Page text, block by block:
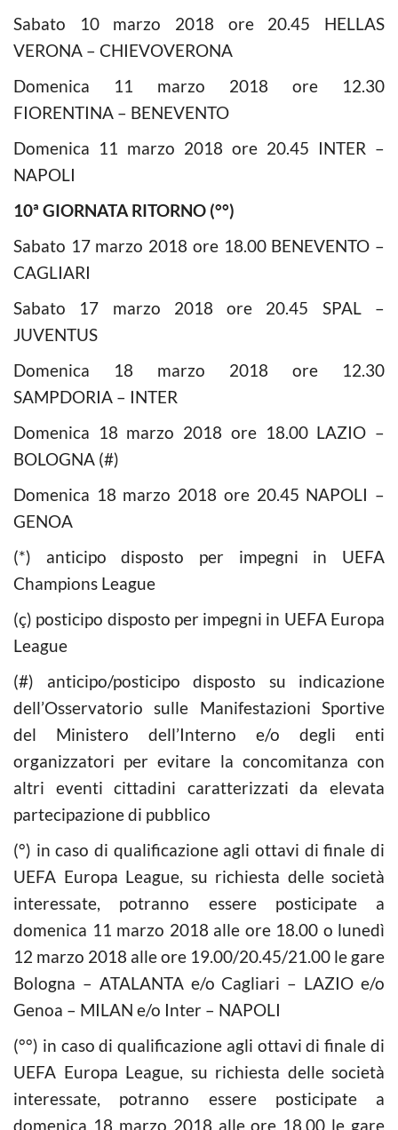
Sabato 10 marzo 2018 ore 20.45 HELLAS
VERONA – CHIEVOVERONA
Domenica 11 marzo 2018 ore 12.30
FIORENTINA – BENEVENTO
Domenica 11 marzo 2018 ore 20.45 INTER –
NAPOLI
10ª GIORNATA RITORNO (°°)
Sabato 17 marzo 2018 ore 18.00 BENEVENTO –
CAGLIARI
Sabato 17 marzo 2018 ore 20.45 SPAL –
JUVENTUS
Domenica 18 marzo 2018 ore 12.30
SAMPDORIA – INTER
Domenica 18 marzo 2018 ore 18.00 LAZIO –
BOLOGNA (#)
Domenica 18 marzo 2018 ore 20.45 NAPOLI –
GENOA
(*) anticipo disposto per impegni in UEFA
Champions League
(ç) posticipo disposto per impegni in UEFA Europa
League
(#) anticipo/posticipo disposto su indicazione
dell’Osservatorio sulle Manifestazioni Sportive
del Ministero dell’Interno e/o degli enti
organizzatori per evitare la concomitanza con
altri eventi cittadini caratterizzati da elevata
partecipazione di pubblico
(°) in caso di qualificazione agli ottavi di finale di
UEFA Europa League, su richiesta delle società
interessate, potranno essere posticipate a
domenica 11 marzo 2018 alle ore 18.00 o lunedì
12 marzo 2018 alle ore 19.00/20.45/21.00 le gare
Bologna – ATALANTA e/o Cagliari – LAZIO e/o
Genoa – MILAN e/o Inter – NAPOLI
(°°) in caso di qualificazione agli ottavi di finale di
UEFA Europa League, su richiesta delle società
interessate, potranno essere posticipate a
domenica 18 marzo 2018 alle ore 18.00 le gare